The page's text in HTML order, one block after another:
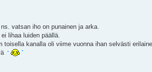
vatsan iho on punainen ja arka.
lihaa luiden päällä.
kanalla oli viime vuonna ihan selvästi